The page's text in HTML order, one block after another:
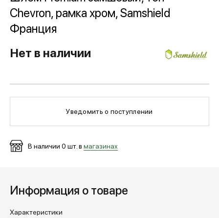
ЗООТОВАРЫ
Для собаки
Сувениры/Подарки
ПОКУПАТЕЛЯМ
ОПЛАТА И ДОСТАВКА
Chevron, рамка хром, Samshield
Франция
Нет в наличии
Уведомить о поступлении
В наличии 0 шт. в магазинах
Информация о товаре
Характеристики